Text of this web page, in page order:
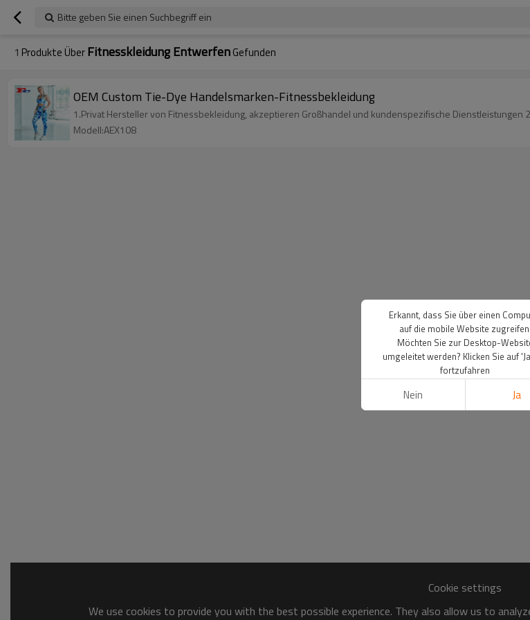
Bitte geben Sie einen Suchbegriff ein
1 Produkte ÜberFitnesskleidung EntwerfenGefunden
OEM Custom Tie-Dye Handelsmarken-Fitnessbekleidung
1.Privat Hersteller von Fitnessbekleidung, akzeptieren Großhandel und kundenspezifische Dienstleistungen
Modell:AEX108
Cookie settings
We use cookies to provide you with the best possible experience. They also allow us to
Erkannt, dass Sie über einen
auf die mobile Website zugreifen.
Möchten Sie zur Desktop-
umgeleitet werden? Klicken Sie auf
fortzufahren
Nein Ja